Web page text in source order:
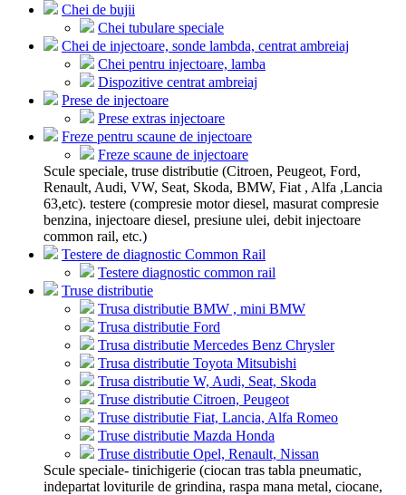
Chei de bujii
Chei tubulare speciale
Chei de injectoare, sonde lambda, centrat ambreiaj
Chei pentru injectoare, lamba
Dispozitive centrat ambreiaj
Prese de injectoare
Prese extras injectoare
Freze pentru scaune de injectoare
Freze scaune de injectoare
Scule speciale, truse distributie (Citroen, Peugeot, Ford,
Renault, Audi, VW, Seat, Skoda, BMW, Fiat , Alfa ,Lancia
63,etc). testere (compresie motor diesel, masurat compresie
benzina, injectoare diesel, presiune ulei, debit injectoare
common rail, etc.)
Testere de diagnostic Common Rail
Testere diagnostic common rail
Truse distributie
Trusa distributie BMW , mini BMW
Trusa distributie Ford
Trusa distributie Mercedes Benz Chrysler
Trusa distributie Toyota Mitsubishi
Trusa distributie W, Audi, Seat, Skoda
Truse distributie Citroen, Peugeot
Truse distributie Fiat, Lancia, Alfa Romeo
Truse distributie Mazda Honda
Truse distributie Opel, Renault, Nissan
Scule speciale- tinichigerie (ciocan tras tabla pneumatic,
indepartat loviturile de grindina, raspa mana metal, ciocane,